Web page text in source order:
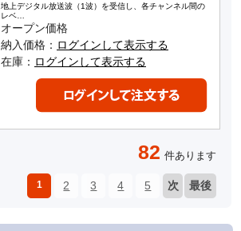
地上デジタル放送波（1波）を受信し、各チャンネル間の
レベ…
オープン価格
納入価格： ログインして表示する
在庫： ログインして表示する
82 件あります
1 2 3 4 5 次 最後